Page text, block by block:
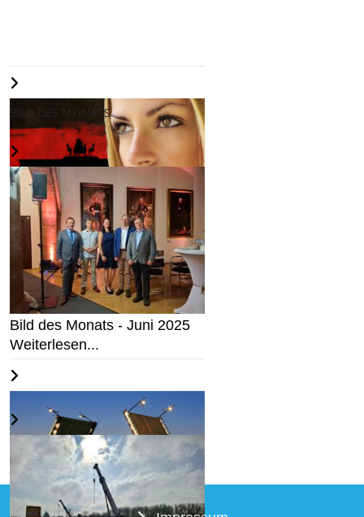
Wir halten an Deutschland
fest...
Weiterlesen...
BILD DES MONATS
Bild des Monats - Juni 2025
Weiterlesen...